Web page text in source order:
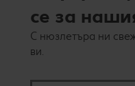
се за
С нюзлетъра ни
ви.